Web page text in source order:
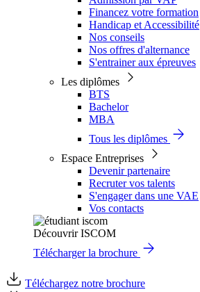
Financez votre formation
Handicap et Accessibilité
Nos conseils
Nos offres d'alternance
S'entrainer aux épreuves
Les diplômes
BTS
Bachelor
MBA
Tous les diplômes
Espace Entreprises
Devenir partenaire
Recruter vos talents
S'engager dans une VAE
Vos contacts
Découvrir ISCOM
Télécharger la brochure
Téléchargez notre brochure